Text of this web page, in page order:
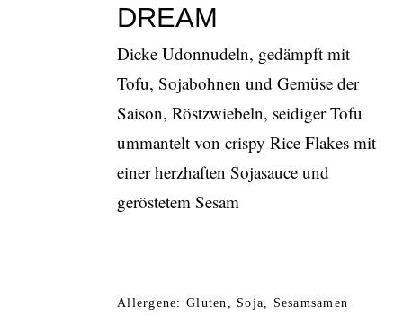
DREAM
Dicke Udonnudeln, gedämpft mit
Tofu, Sojabohnen und Gemüse der
Saison, Röstzwiebeln, seidiger Tofu
ummantelt von crispy Rice Flakes mit
einer herzhaften Sojasauce und
geröstetem Sesam
Allergene: Gluten, Soja, Sesamsamen